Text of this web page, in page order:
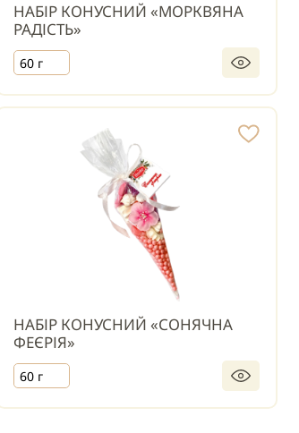
НАБІР КОНУСНИЙ «МОРКВЯНА
РАДІСТЬ»
60 г
НАБІР КОНУСНИЙ «СОНЯЧНА
ФЕЄРІЯ»
60 г